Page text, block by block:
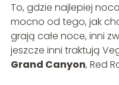
To, gdzie najlepiej
mocno od tego, jak
grają całe noce, inni
jeszcze inni traktują
Grand Canyon, Red